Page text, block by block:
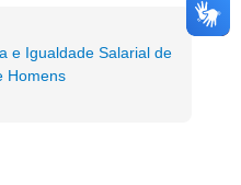
e Igualdade Salarial de
Homens